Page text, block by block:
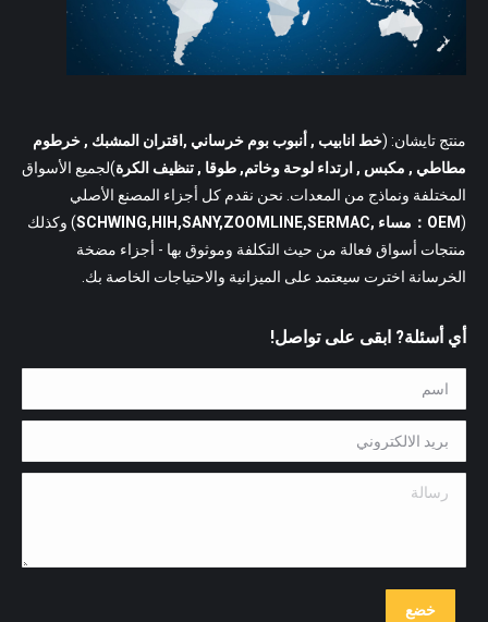
منتج تايشان: (خط انابيب , أنبوب بوم خرساني ,اقتران المشبك , خرطوم
مطاطي , مكبس , ارتداء لوحة وخاتم, طوقا , تنظيف الكرة)لجميع الأسواق
المختلفة ونماذج من المعدات. نحن نقدم كل أجزاء المصنع الأصلي
(OEM：مساء ,SCHWING,HIH,SANY,ZOOMLINE,SERMAC
) وكذلك
منتجات أسواق فعالة من حيث التكلفة وموثوق بها - أجزاء مضخة
الخرسانة اخترت سيعتمد على الميزانية والاحتياجات الخاصة بك.
أي أسئلة? ابقى على تواصل!
اسم *
بريد الالكتروني *
خضع